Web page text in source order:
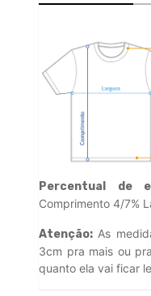
Percentual de
Comprimento 4/7%
Atenção: As
3cm pra mais ou
quanto ela vai ficar